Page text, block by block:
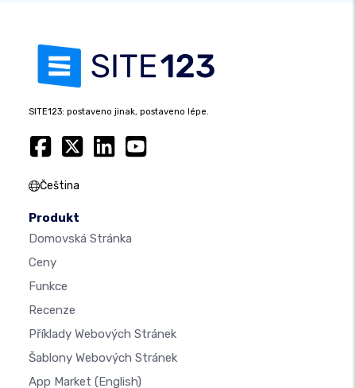
SITE123: postaveno jinak, postaveno lépe.
Čeština
Produkt
Domovská Stránka
Ceny
Funkce
Recenze
Příklady Webových Stránek
Šablony Webových Stránek
App Market (English)